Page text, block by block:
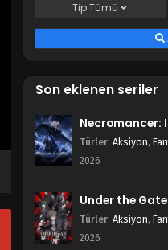
Wo Shi
Blm 9 -
Wo Shi
Şubat 5,
Şubat 5,
TipTümü
Son eklenen seriler
Necromancer:
Türler: Aksiyon,
2026
Under the Gate
Türler: Aksiyon,
2026